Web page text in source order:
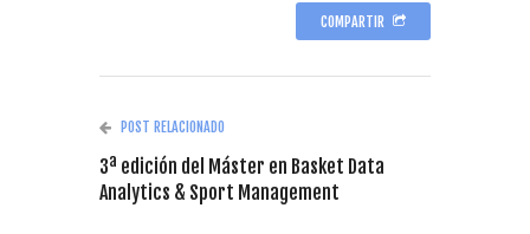
COMPARTIR
POST RELACIONADO
3ª edición del Máster en Basket Data
Analytics & Sport Management